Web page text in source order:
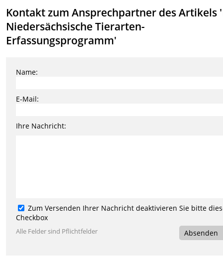
Kontakt zum Ansprechpartner des Artikels
Niedersächsische Tierarten-
Erfassungsprogramm'
Name:
E-Mail:
Ihre Nachricht:
Zum Versenden Ihrer Nachricht deaktivieren Sie bitte
Checkbox
Alle Felder sind Pflichtfelder Absenden